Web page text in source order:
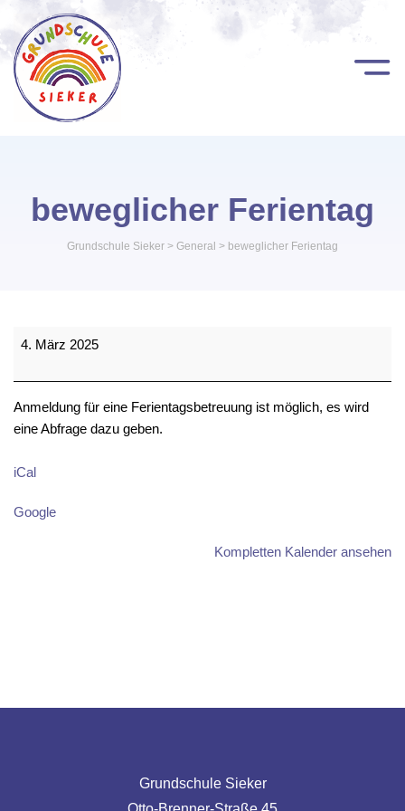
beweglicher Ferientag
Grundschule Sieker > General > beweglicher Ferientag
4. März 2025
Anmeldung für eine Ferientagsbetreuung ist möglich, es wird
eine Abfrage dazu geben.
iCal
Google
Kompletten Kalender ansehen
Grundschule Sieker